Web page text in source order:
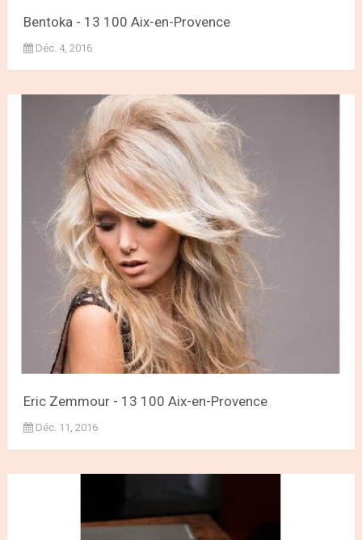
Bentoka - 13 100 Aix-en-Provence
Déc. 4, 2016
Eric Zemmour - 13 100 Aix-en-Provence
Déc. 11, 2016